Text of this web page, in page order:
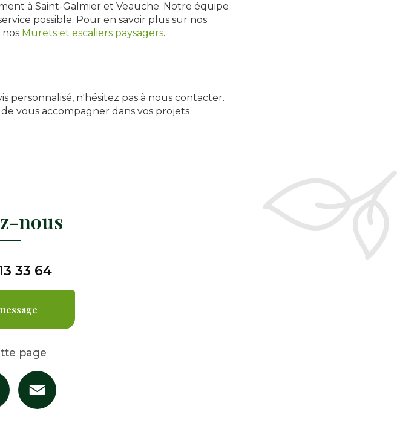
à Saint-Galmier et Veauche. Notre équipe
possible. Pour en savoir plus sur nos
Murets et escaliers paysagers.
n'hésitez pas à nous contacter.
vous accompagner dans vos projets
nous
33 64
page